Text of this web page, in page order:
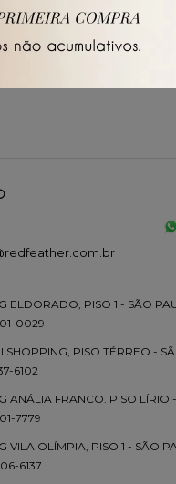
ELDORADO, PISO 1 - SÃO
0029
SHOPPING, PISO TÉRREO -
6102
ANÁLIA FRANCO. PISO LÍRIO
7779
VILA OLÍMPIA, PISO 1 - SÃO
6137